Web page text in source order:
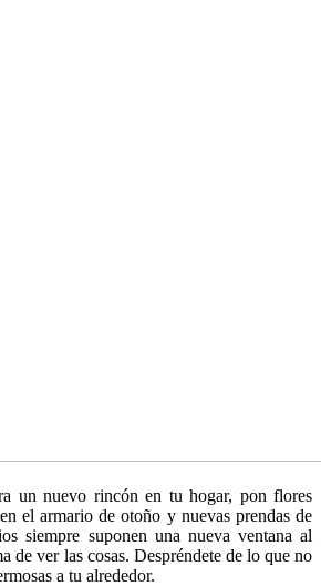
un nuevo rincón en tu hogar, pon flores
el armario de otoño y nuevas prendas de
siempre suponen una nueva ventana al
de ver las cosas. Despréndete de lo que no
a tu alrededor.